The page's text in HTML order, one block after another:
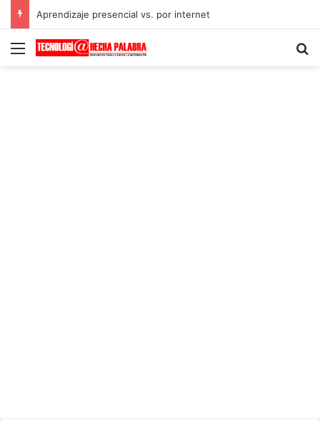
Aprendizaje presencial vs. por internet
Menú